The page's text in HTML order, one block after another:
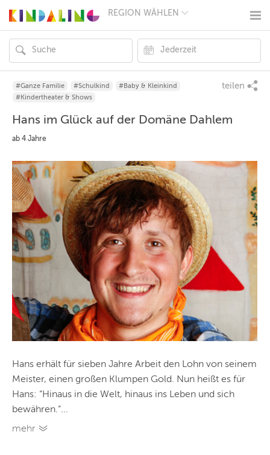
REGION WÄHLEN
MÜNCHEN
HAMBURG
FRANKFURT
KÖLN
DÜSSELDORF
HANNOVER
WIEN
ZÜRICH
ANDERE
REGIONEN
#Ganze Familie #Schulkind
#Baby & Kleinkind
#Kindertheater & Shows
teilen
Hans im Glück auf der Domäne Dahlem
ab 4 Jahre
Hans erhält für sieben Jahre Arbeit den Lohn von seinem
Meister, einen großen Klumpen Gold. Nun heißt es für
Hans: “Hinaus in die Welt, hinaus ins Leben und sich
bewähren.“...
mehr